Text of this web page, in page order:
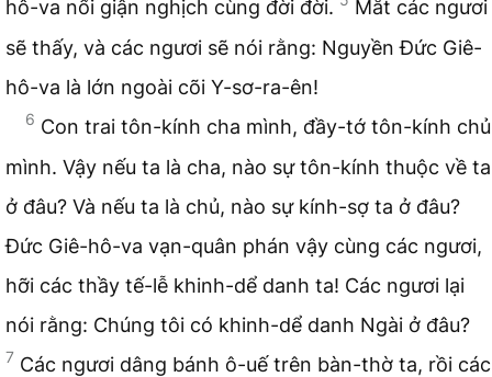
hô-va nổi giận nghịch cùng đời đời.
Mắt các ngươi
sẽ thấy, và các ngươi sẽ nói rằng: Nguyền Đức Giê-
hô-va là lớn ngoài cõi Y-sơ-ra-ên!
6 Con trai tôn-kính cha mình, đầy-tớ tôn-kính chủ
mình. Vậy nếu ta là cha, nào sự tôn-kính thuộc về ta
ở đâu? Và nếu ta là chủ, nào sự kính-sợ ta ở đâu?
Đức Giê-hô-va vạn-quân phán vậy cùng các ngươi,
hỡi các thầy tế-lễ khinh-dể danh ta! Các ngươi lại
nói rằng: Chúng tôi có khinh-dể danh Ngài ở đâu?
7 Các ngươi dâng bánh ô-uế trên bàn-thờ ta, rồi các